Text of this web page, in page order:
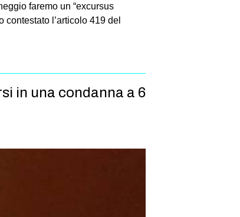
faremo un “excursus
l’articolo 419 del
in una condanna a 6